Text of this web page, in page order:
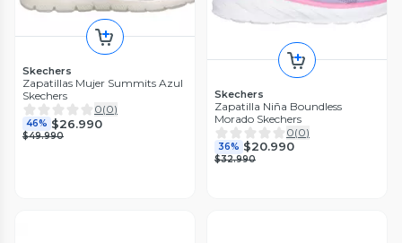
Skechers
Zapatillas Mujer Summits Azul
Skechers
0(0)
46% $26.990
$49.990
Skechers
Zapatilla Niña Boundless
Morado Skechers
0(0)
36% $20.990
$32.990